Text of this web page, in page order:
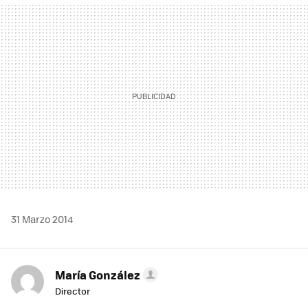
MAIL
31 Marzo 2014
María González
Director